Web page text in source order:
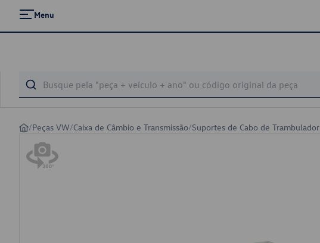
Menu
/Peças VW/Caixa de Câmbio e Transmissão/Suportes de Cabo de Trambulador